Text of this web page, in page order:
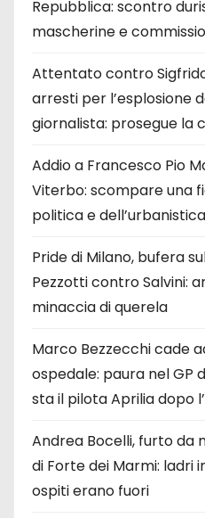
Repubblica: scontro
mascherine e
Attentato contro
arresti per l’esplosione
giornalista: prosegue la
Addio a Francesco Pio
Viterbo: scompare una
politica e
Pride di Milano, bufera
Pezzotti contro Salvini:
minaccia di querela
Marco Bezzecchi cade
ospedale: paura nel GP
sta il pilota Aprilia dopo
Andrea Bocelli, furto da
di Forte dei Marmi: ladri
ospiti erano fuori